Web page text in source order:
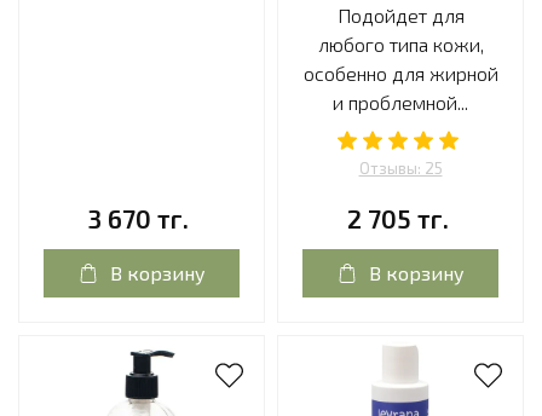
3 670 тг.
В корзину
Подойдет для
любого типа кожи,
особенно для жирной
и проблемной...
Отзывы: 25
2 705 тг.
В корзину